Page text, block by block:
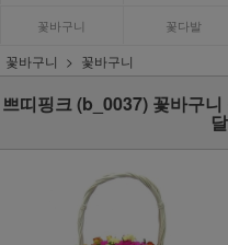
꽃바구니 꽃다발
꽃바구니 꽃바구니
쁘띠핑크 (b_0037) 꽃바구